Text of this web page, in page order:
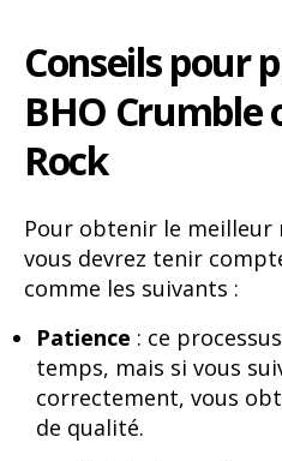
Conseils pour
BHO Crumble
Rock
Pour obtenir le
vous devrez tenir
comme les suivants :
Patience : ce
temps, mais si vous
correctement, vous
de qualité.